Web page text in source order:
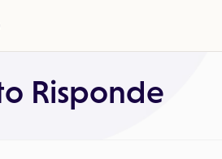
Risponde